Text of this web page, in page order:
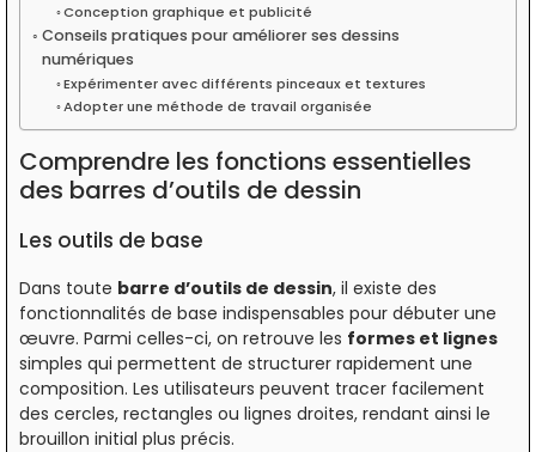
Conception graphique et publicité
Conseils pratiques pour améliorer ses dessins
numériques
Expérimenter avec différents pinceaux et textures
Adopter une méthode de travail organisée
Comprendre les fonctions essentielles
des barres d’outils de dessin
Les outils de base
Dans toute barre d’outils de dessin, il existe des
fonctionnalités de base indispensables pour débuter une
œuvre. Parmi celles-ci, on retrouve les formes et lignes
simples qui permettent de structurer rapidement une
composition. Les utilisateurs peuvent tracer facilement
des cercles, rectangles ou lignes droites, rendant ainsi le
brouillon initial plus précis.